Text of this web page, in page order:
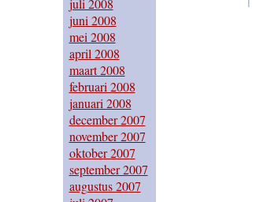
juli 2008
juni 2008
mei 2008
april 2008
maart 2008
februari 2008
januari 2008
december 2007
november 2007
oktober 2007
september 2007
augustus 2007